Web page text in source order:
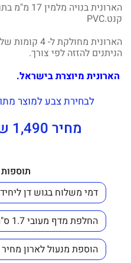
קנט.PVC
הניתנים להזזה לפי צורך.
הארונית מיוצרת בישראל.
לבחירת צבע למוצר
מחיר 1,490 ש"חכולל מע"מ.